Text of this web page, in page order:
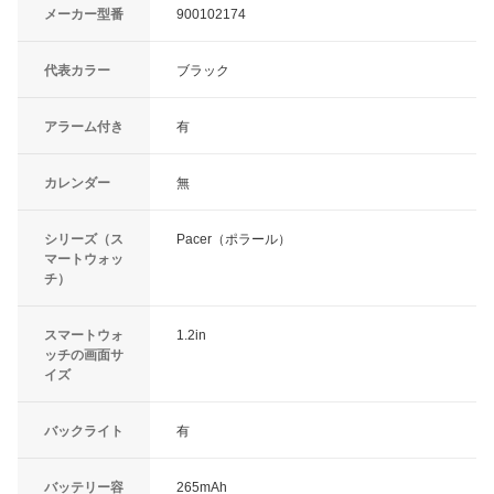
メーカー型番 900102174
代表カラー ブラック
アラーム付き 有
カレンダー 無
シリーズ（ス
マートウォッ
チ）
Pacer（ポラール）
スマートウォ
ッチの画面サ
イズ
1.2in
バックライト 有
バッテリー容 265mAh